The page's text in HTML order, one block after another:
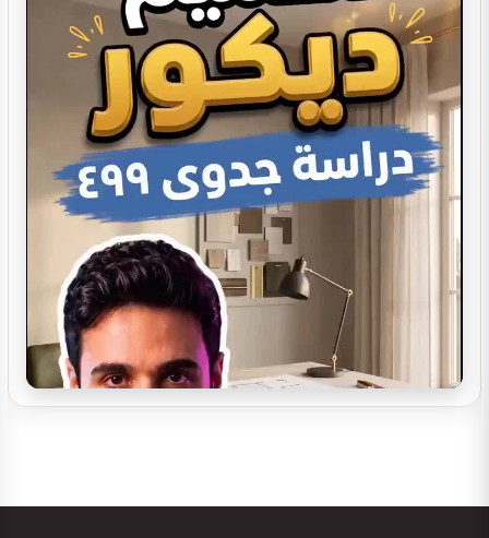
تصميم ديكور صيدلية مستلزمات العناية
تصميم بوفيه مودرن